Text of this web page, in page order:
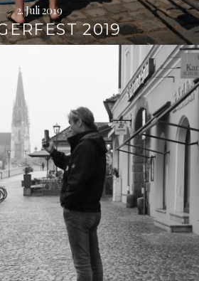
2. Juli 2019
2019